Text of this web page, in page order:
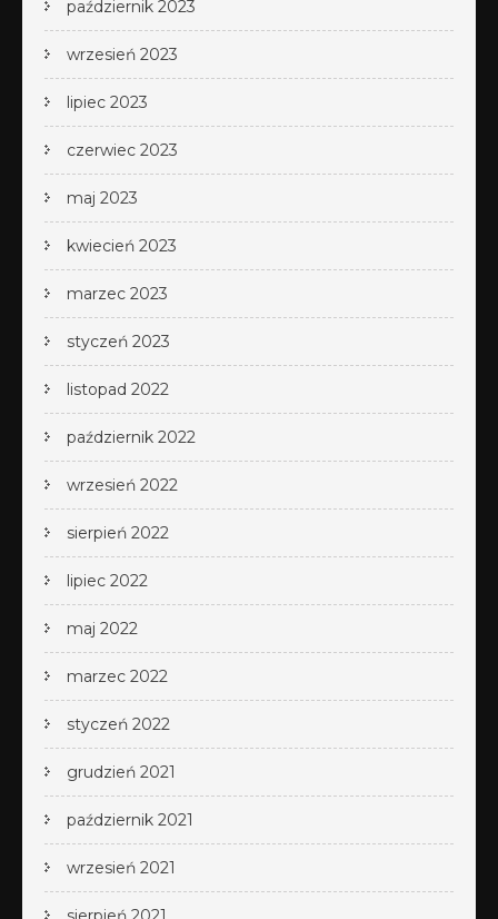
październik 2023
wrzesień 2023
lipiec 2023
czerwiec 2023
maj 2023
kwiecień 2023
marzec 2023
styczeń 2023
listopad 2022
październik 2022
wrzesień 2022
sierpień 2022
lipiec 2022
maj 2022
marzec 2022
styczeń 2022
grudzień 2021
październik 2021
wrzesień 2021